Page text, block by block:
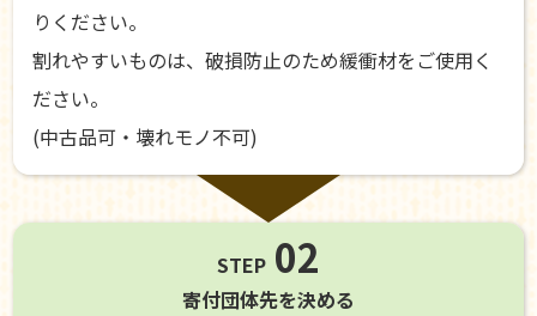
りください。
割れやすいものは、破損防止のため緩衝材をご使用く
ださい。
(中古品可・壊れモノ不可)
STEP 02
寄付団体先を決める